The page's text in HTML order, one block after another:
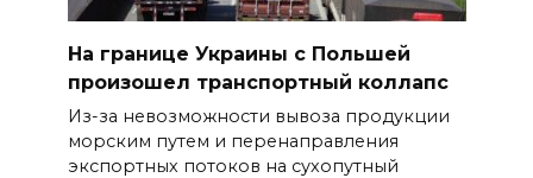
На границе Украины с Польшей
произошел транспортный коллапс
Из-за невозможности вывоза продукции
морским путем и перенаправления
экспортных потоков на сухопутный